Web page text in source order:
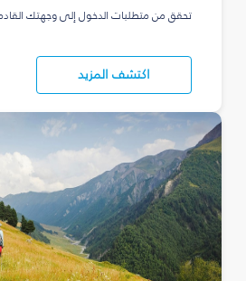
تحقق من متطلبات الدخول إلى وجهتك
اكتشف المزيد